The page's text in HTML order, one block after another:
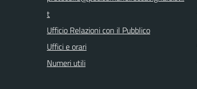
Ufficio Relazioni con il Pubblico
Uffici e orari
Numeri utili